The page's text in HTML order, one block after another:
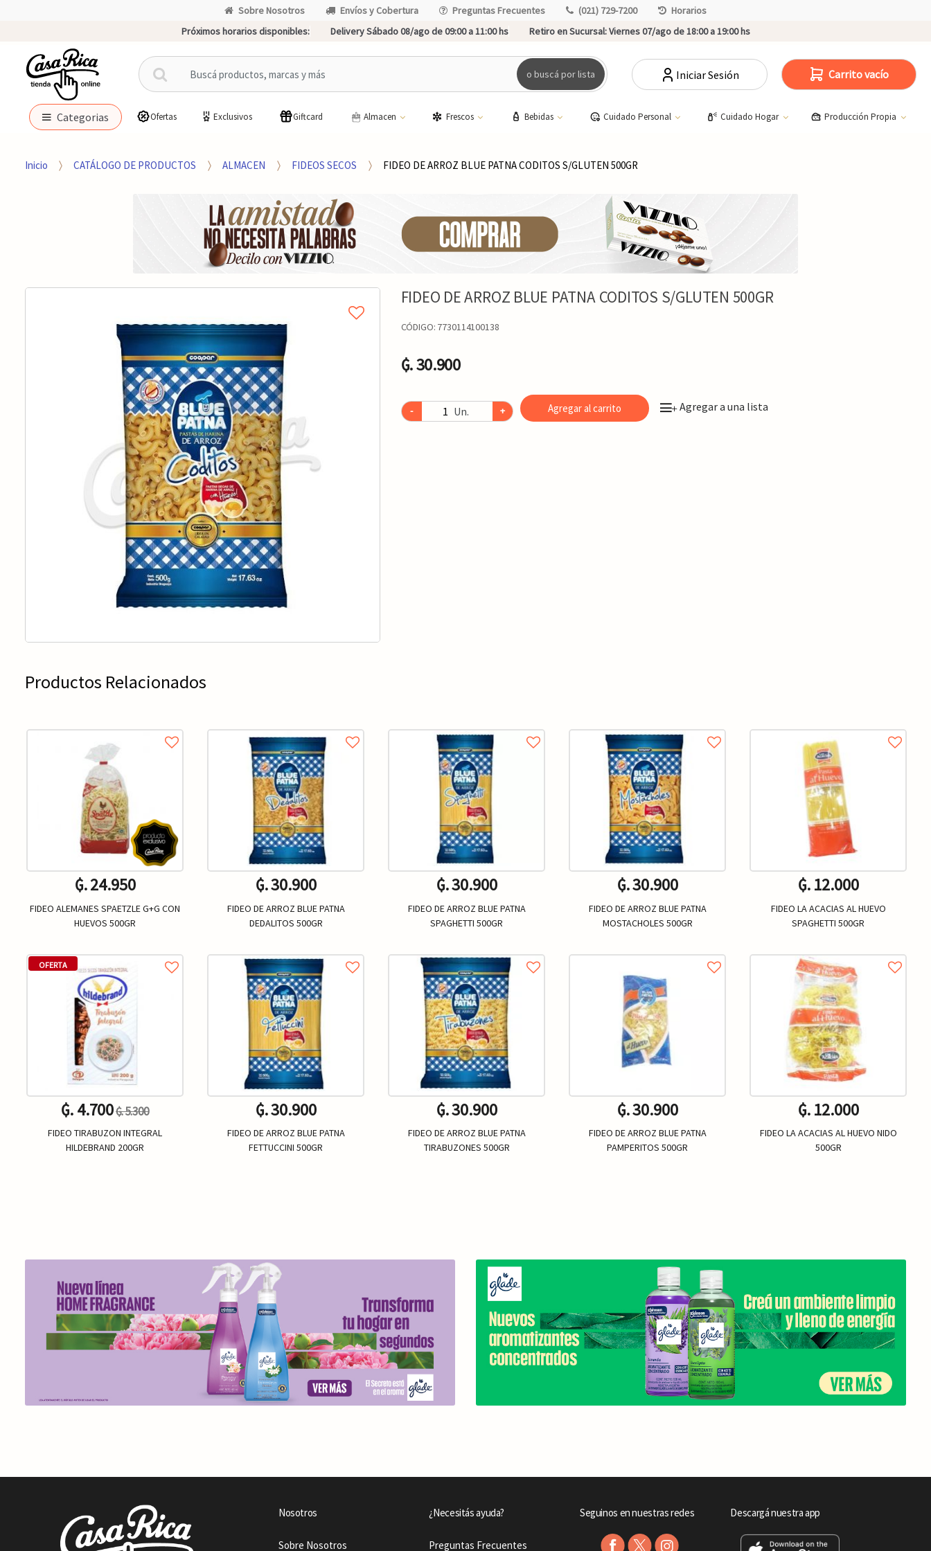
Sobre Nosotros Envíos y Cobertura Preguntas Frecuentes (021) 729-7200
Horarios
Próximos horarios disponibles:
Delivery Sábado 08/ago de 09:00 a 11:00 hs Retiro en Sucursal:Viernes 07/ago de 18:00 a 19:00 hs
B
u
c
p
o buscá por lista Iniciar Sesión Carrito vacío
Categorias Ofertas Exclusivos Giftcard Almacen Frescos Bebidas Cuidado Personal Cuidado Hogar Producción Propia
Inicio CATÁLOGO DE PRODUCTOS ALMACEN FIDEOS SECOS FIDEO DE ARROZ BLUE PATNA CODITOS S/GLUTEN 500GR
FIDEO DE ARROZ BLUE PATNA CODITOS S/GLUTEN 500GR
CÓDIGO: 7730114100138
₲. 30.900
- Un. + Agregar al carrito +Agregar a una lista
Productos Relacionados
₲. 24.950
FIDEO ALEMANES SPAETZLE G+G CON
HUEVOS 500GR
OFERTA
₲. 4.700₲. 5.300
FIDEO TIRABUZON INTEGRAL
HILDEBRAND 200GR
₲. 30.900
FIDEO DE ARROZ BLUE PATNA
DEDALITOS 500GR
₲. 30.900
FIDEO DE ARROZ BLUE PATNA
FETTUCCINI 500GR
₲. 30.900
FIDEO DE ARROZ BLUE PATNA
SPAGHETTI 500GR
₲. 30.900
FIDEO DE ARROZ BLUE PATNA
TIRABUZONES 500GR
₲. 30.900
FIDEO DE ARROZ BLUE PATNA
MOSTACHOLES 500GR
₲. 30.900
FIDEO DE ARROZ BLUE PATNA
PAMPERITOS 500GR
₲. 12.000
FIDEO LA ACACIAS AL HUEVO
SPAGHETTI 500GR
₲. 12.000
FIDEO LA ACACIAS AL HUEVO NIDO
500GR
Nosotros
Sobre Nosotros
¿Necesitás ayuda?
Preguntas Frecuentes
Seguinos en nuestras redes Descargá nuestra app